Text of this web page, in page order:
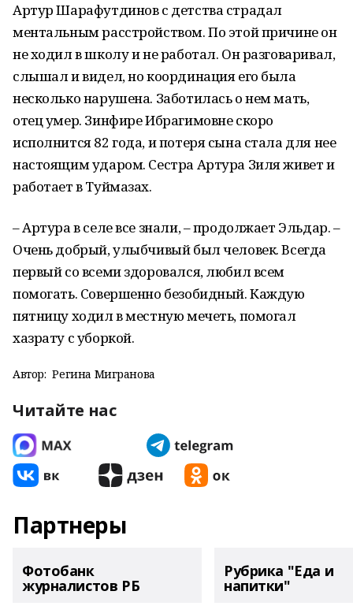
Артур Шарафутдинов с детства страдал
ментальным расстройством. По этой причине он
не ходил в школу и не работал. Он разговаривал,
слышал и видел, но координация его была
несколько нарушена. Заботилась о нем мать,
отец умер. Зинфире Ибрагимовне скоро
исполнится 82 года, и потеря сына стала для нее
настоящим ударом. Сестра Артура Зиля живет и
работает в Туймазах.
– Артура в селе все знали, – продолжает Эльдар. –
Очень добрый, улыбчивый был человек. Всегда
первый со всеми здоровался, любил всем
помогать. Совершенно безобидный. Каждую
пятницу ходил в местную мечеть, помогал
хазрату с уборкой.
Автор: Регина Мигранова
Читайте нас
Партнеры
Фотобанк
журналистов РБ
Рубрика "Еда и
напитки"